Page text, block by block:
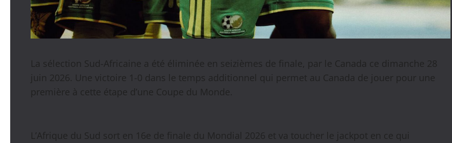
La sélection Sud-Africaine a été éliminée en seizièmes de finale, par le Canada ce dimanche 28
juin 2026. Une victoire 1-0 dans le temps additionnel qui permet au Canada de jouer pour une
première à cette étape d’une Coupe du Monde.
L’Afrique du Sud sort en 16e de finale du Mondial 2026 et va toucher le jackpot en ce qui